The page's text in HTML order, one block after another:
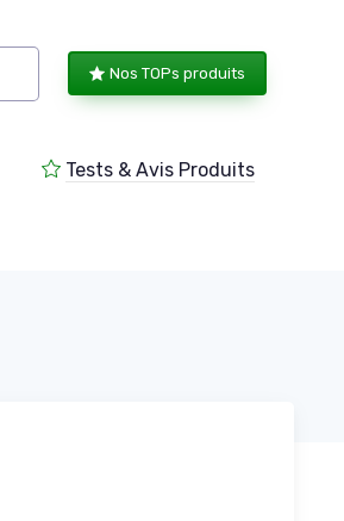
Nos TOPs produits
Tests & Avis Produits